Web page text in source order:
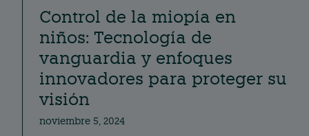
Control de la miopía en
niños: Tecnología de
vanguardia y enfoques
innovadores para proteger su
visión
noviembre 5, 2024